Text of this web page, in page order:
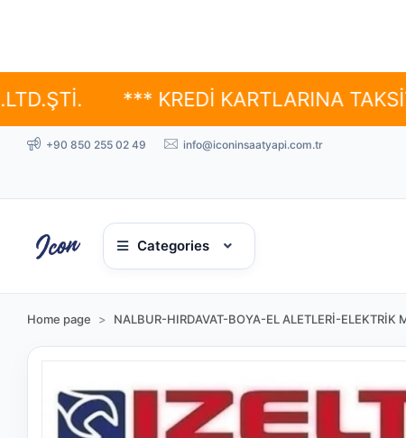
*** KREDİ KARTLARINA TAKSİT
+90 850 255 02 49 info@iconinsaatyapi.com.tr
Categories
Home page NALBUR-HIRDAVAT-BOYA-EL ALETLERİ-ELEKTRİK